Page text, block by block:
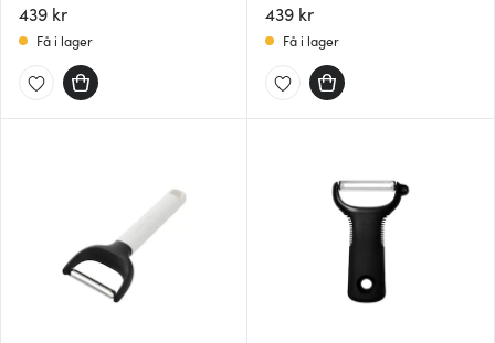
439 kr
Få i lager
439 kr
Få i lager